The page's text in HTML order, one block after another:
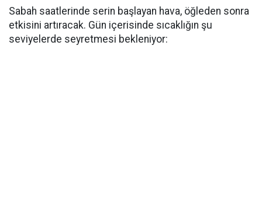
Sabah saatlerinde serin başlayan hava, öğleden sonra
etkisini artıracak. Gün içerisinde sıcaklığın şu
seviyelerde seyretmesi bekleniyor: